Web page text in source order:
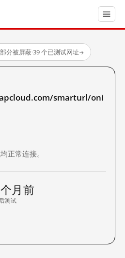
部分被屏蔽·39 个已测试网址→
smarturl/oni
正常连接。
月前
测试